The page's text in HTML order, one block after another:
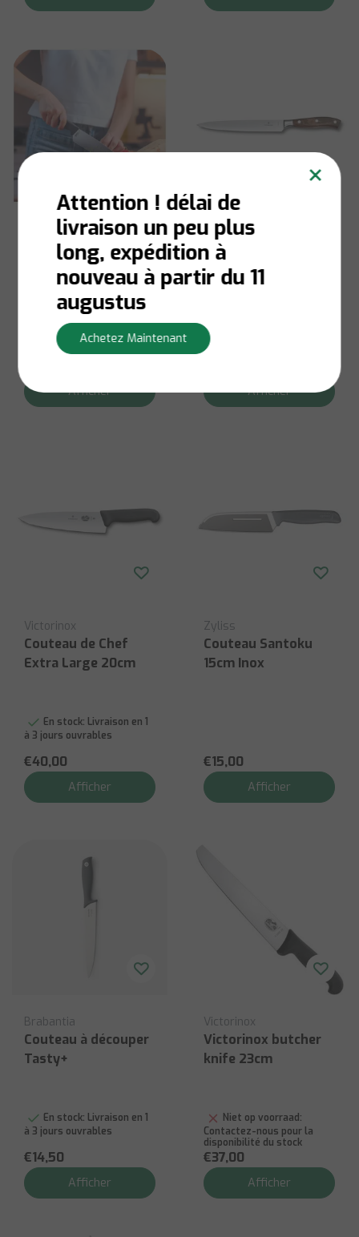
Couteau de Chef 15
cm Acier Inox Eco
Afficher
Victorinox
Couteau à découper
en bois de rose
Grand Maître 20 cm
à 3 jours ouvrables
Afficher
Victorinox
Couteau de Chef
Extra Large 20cm
En stock: Livraison en 1
à 3 jours ouvrables
€40,00
Afficher
Zyliss
Couteau Santoku
15cm Inox
€15,00
Afficher
Brabantia
Couteau à découper
Tasty+
En stock: Livraison en 1
à 3 jours ouvrables
€14,50
Afficher
Victorinox
Victorinox butcher
knife 23cm
Niet op voorraad:
Contactez-nous pour la
disponibilité du stock
€37,00
Afficher
×
Attention ! délai de
livraison un peu plus
long, expédition à
nouveau à partir du 11
augustus
Achetez Maintenant